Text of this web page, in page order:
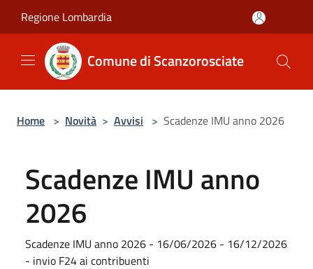
Regione Lombardia
Comune di Scanzorosciate
Home > Novità > Avvisi > Scadenze IMU anno 2026
Scadenze IMU anno
2026
Scadenze IMU anno 2026 - 16/06/2026 - 16/12/2026
- invio F24 ai contribuenti